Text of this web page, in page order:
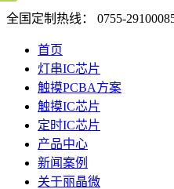
全国定制热线： 0755-
首页
灯串IC芯片
触摸PCBA方案
触摸IC芯片
定时IC芯片
产品中心
新闻案例
关于丽晶微